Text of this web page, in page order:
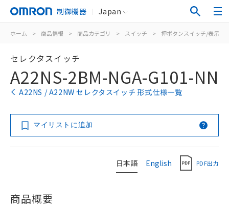
制御機器 Japan
ホーム > 商品情報 > 商品カテゴリ > スイッチ > 押ボタンスイッチ/表示灯
セレクタスイッチ
A22NS-2BM-NGA-G101-NN
A22NS / A22NW セレクタスイッチ 形式仕様一覧
マイリストに追加
日本語 English PDF出力
商品概要